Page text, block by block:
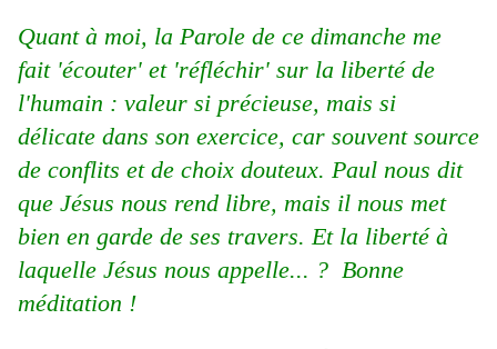
Quant à moi, la Parole de ce dimanche me
fait 'écouter' et 'réfléchir' sur la liberté de
l'humain : valeur si précieuse, mais si
délicate dans son exercice, car souvent source
de conflits et de choix douteux. Paul nous dit
que Jésus nous rend libre, mais il nous met
bien en garde de ses travers. Et la liberté à
laquelle Jésus nous appelle... ? Bonne
méditation !